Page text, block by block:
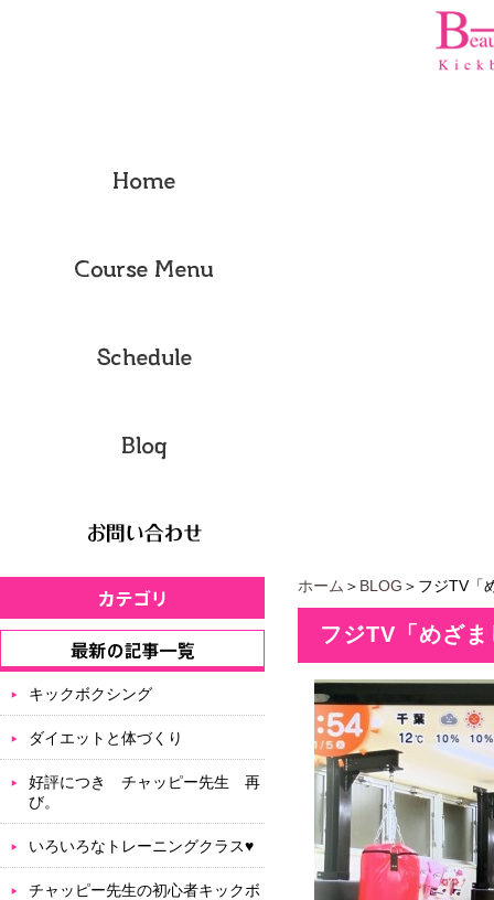
ホーム ＞ BLOG ＞フジTV「
フジTV「めざ
キックボクシング
ダイエットと体づくり
好評につき チャッピー先生 再
び。
いろいろなトレーニングクラス♥
チャッピー先生の初心者キックボ